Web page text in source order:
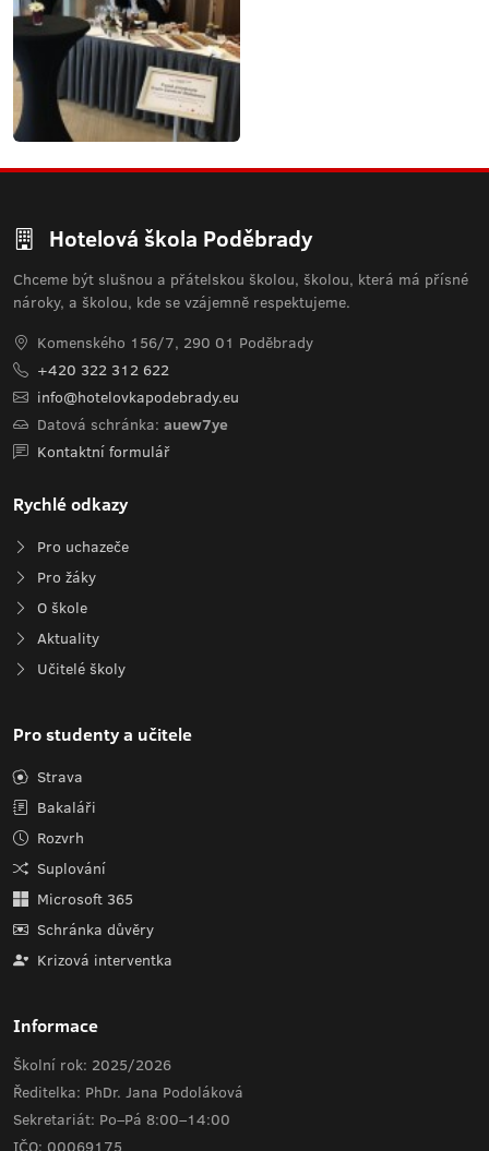
Hotelová škola Poděbrady
Chceme být slušnou a přátelskou školou, školou, která má přísné
nároky, a školou, kde se vzájemně respektujeme.
Komenského 156/7, 290 01 Poděbrady
+420 322 312 622
info@hotelovkapodebrady.eu
Datová schránka: auew7ye
Kontaktní formulář
Rychlé odkazy
Pro uchazeče
Pro žáky
O škole
Aktuality
Učitelé školy
Pro studenty a učitele
Strava
Bakaláři
Rozvrh
Suplování
Microsoft 365
Schránka důvěry
Krizová interventka
Informace
Školní rok: 2025/2026
Ředitelka: PhDr. Jana Podoláková
Sekretariát: Po–Pá 8:00–14:00
IČO: 00069175